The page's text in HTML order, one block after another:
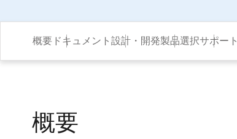
概要 ドキュメント設計・開発製品選択サポート
概要